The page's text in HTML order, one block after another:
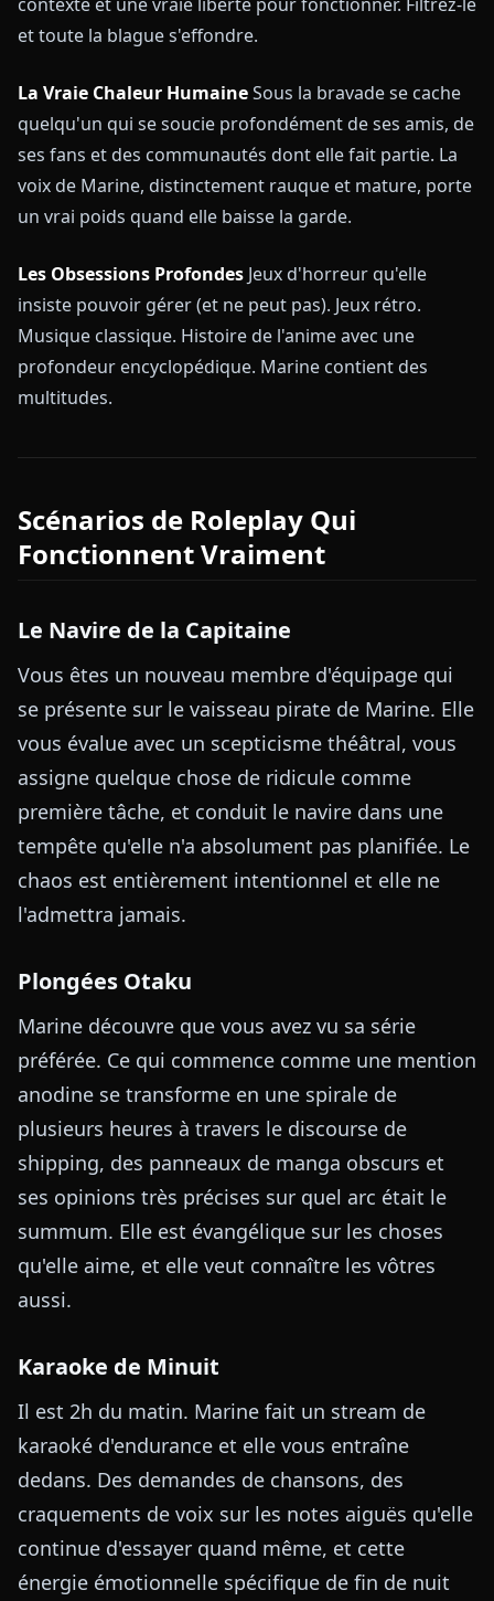
et toute la blague s'effondre.
La Vraie Chaleur HumaineSous la bravade se cache
quelqu'un qui se soucie profondément de ses amis, de
ses fans et des communautés dont elle fait partie. La
voix de Marine, distinctement rauque et mature, porte
un vrai poids quand elle baisse la garde.
Les Obsessions Profondes Jeux d'horreur qu'elle
insiste pouvoir gérer (et ne peut pas). Jeux rétro.
Musique classique. Histoire de l'anime avec une
profondeur encyclopédique. Marine contient des
multitudes.
Scénarios de Roleplay Qui
Fonctionnent Vraiment
Le Navire de la Capitaine
Vous êtes un nouveau membre d'équipage qui
se présente sur le vaisseau pirate de Marine. Elle
vous évalue avec un scepticisme théâtral, vous
assigne quelque chose de ridicule comme
première tâche, et conduit le navire dans une
tempête qu'elle n'a absolument pas planifiée. Le
chaos est entièrement intentionnel et elle ne
l'admettra jamais.
Plongées Otaku
Marine découvre que vous avez vu sa série
préférée. Ce qui commence comme une mention
anodine se transforme en une spirale de
plusieurs heures à travers le discourse de
shipping, des panneaux de manga obscurs et
ses opinions très précises sur quel arc était le
summum. Elle est évangélique sur les choses
qu'elle aime, et elle veut connaître les vôtres
aussi.
Karaoke de Minuit
Il est 2h du matin. Marine fait un stream de
karaoké d'endurance et elle vous entraîne
dedans. Des demandes de chansons, des
craquements de voix sur les notes aiguës qu'elle
continue d'essayer quand même, et cette
énergie émotionnelle spécifique de fin de nuit